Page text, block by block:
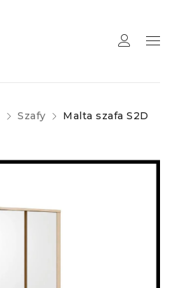
Szafy Malta szafa S2D